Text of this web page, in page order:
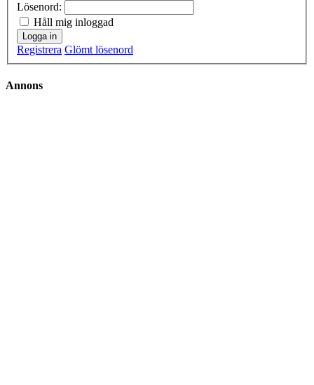
Lösenord:
Håll mig inloggad
Logga in
Registrera Glömt lösenord
Annons